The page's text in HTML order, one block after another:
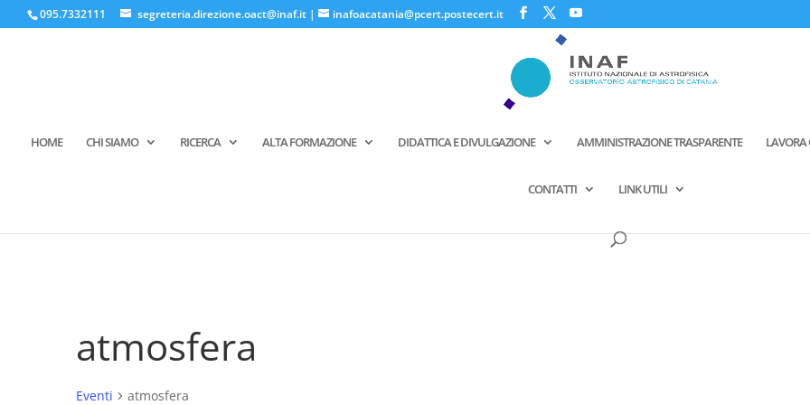
095.7332111 segreteria.direzione.oact@inaf.it | inafoacatania@pcert.postecert.it
HOME CHI SIAMO RICERCA ALTA FORMAZIONE DIDATTICA E DIVULGAZIONE AMMINISTRAZIONE TRASPARENTE LAVORA
CONTATTI LINK UTILI
atmosfera
Eventi atmosfera